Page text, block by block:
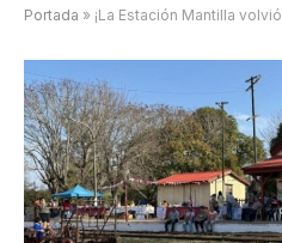
Portada » ¡La Estación Mantilla